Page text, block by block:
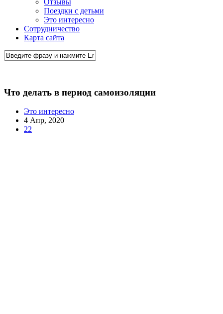
Отзывы
Поездки с детьми
Это интересно
Сотрудничество
Карта сайта
Что делать в период самоизоляции
Это интересно
4 Апр, 2020
22